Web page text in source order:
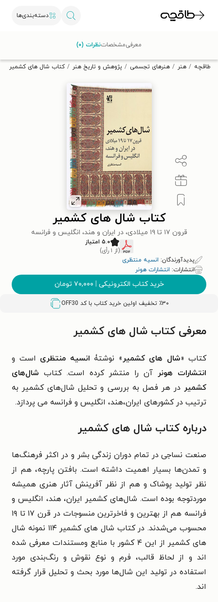
دسته‌بندی‌ها
تخفیف از طاقچه دریافت کن.
طاقچه هنر هنرهای تجسمی پژوهش و تاریخ هنر کتاب شال های کشمیر
کتاب شال های کشمیر
قرون ۱۷ تا ۱۹ میلادی، در ایران و هند، انگلیس و فرانسه
۵.۰ امتیاز
(از ۱ رأی)
پدیدآورندگان: انسیه منتظری
انتشارات: انتشارات هونر
خرید کتاب الکترونیکی | ۷۰,۰۰۰ تومان
٪۳۰ تخفیف اولین خرید کتاب با کد OFF30
معرفیمشخصاتنظرات (۰)
معرفی کتاب شال های کشمیر
کتاب «شال های کشمیر» نوشتۀ انسیه منتظری است و
انتشارات هونر آن را منتشر کرده است. کتاب شال‌های
کشمیر در هر فصل به بررسی و تحلیل شال‌های کشمیر به
ترتیب در کشورهای ایران،‌هند،‌ انگلیس و فرانسه می پردازد.
درباره کتاب شال های کشمیر
صنعت نساجی در تمام دوران زندگی بشر و در اکثر فرهنگ‌ها
و تمدن‌ها بسیار اهمیت داشته است. بافتن پارچه، هم از
نظر تولید پوشاک و هم از نظر آفرینش آثار هنری همیشه
موردتوجه بوده است. شال‌های کشمیر ایران، هند، انگلیس و
فرانسه هم از بهترین و فاخرترین منسوجات در قرن ۱۷ تا ۱۹
محسوب می‌شدند. در کتاب شال های کشمیر ۱۱۴ نمونه شال
های کشمیر از این ۴ کشور با منابع ومستندات معرفی شده
اند و از لحاظ قالب،‌ فرم و نوع نقوش و رنگ‌بندی مورد
استفاده در تولید این شال‌ها مورد بحث و تحلیل قرار گرفته
اند.